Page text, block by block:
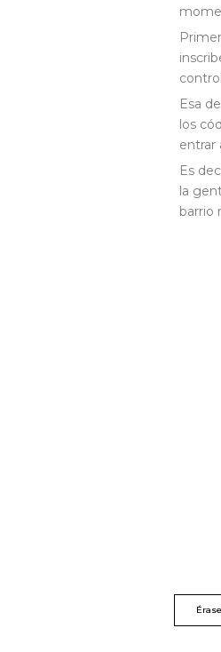
Esa
los
entrar
Es
la
barrio